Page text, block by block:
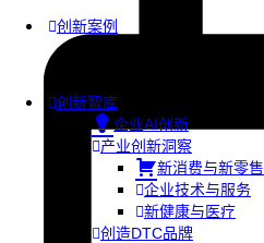
创新案例
创新智库
企业AI创新
产业创新洞察
新消费与新零售
企业技术与服务
新健康与医疗
创造DTC品牌